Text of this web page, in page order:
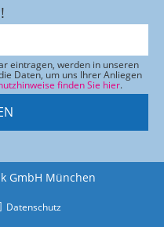
eintragen, werden in unseren
Daten, um uns Ihrer Anliegen
finden Sie hier.
GmbH München
Datenschutz